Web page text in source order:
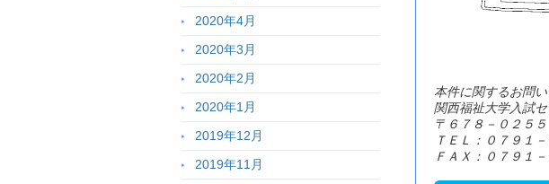
本件に関するお問
関西福祉大学入試
〒６７８－０２５
ＴＥＬ：０７９１
ＦＡＸ：０７９１
2020年4月
2020年3月
2020年2月
2020年1月
2019年12月
2019年11月